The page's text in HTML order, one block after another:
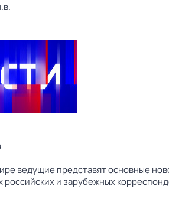
ведущие представят основные
российских и зарубежных